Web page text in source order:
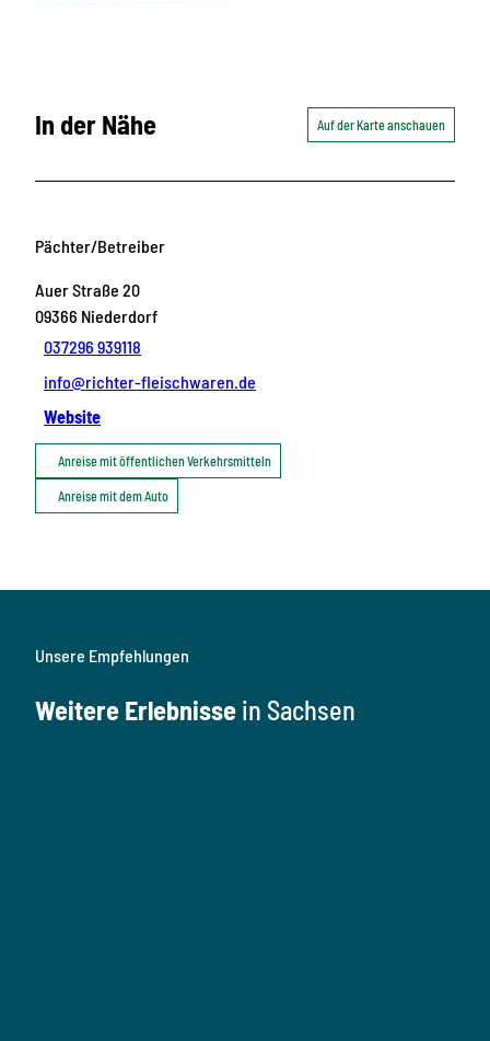
In der Nähe Auf der Karte anschauen
Pächter/Betreiber
Auer Straße 20
09366 Niederdorf
037296 939118
info@richter-fleischwaren.de
Website
Anreise mit öffentlichen Verkehrsmitteln
Anreise mit dem Auto
Unsere Empfehlungen
Weitere Erlebnisse in Sachsen